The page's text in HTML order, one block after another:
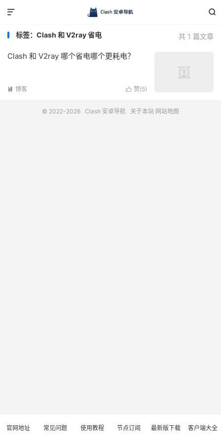


共 1 篇文章
标签：Clash 和 V2ray 省电
Clash 和 V2ray 哪个省电哪个更耗电？
 赞(5)
 博客
© 2022-2026 Clash 安卓导航 关于本站 网站地图
官网地址 常见问题 使用教程 节点订阅 最新版下载 客户端大全